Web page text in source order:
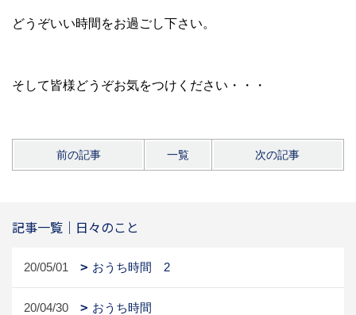
どうぞいい時間をお過ごし下さい。
そして皆様どうぞお気をつけください・・・
前の記事 一覧 次の記事
記事一覧｜日々のこと
20/05/01 おうち時間 2
20/04/30 おうち時間